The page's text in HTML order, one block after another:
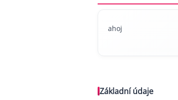
ahoj
Základní údaje